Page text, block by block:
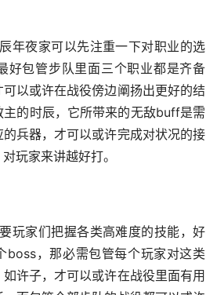
好包管步队里面三个职业都是齐备
以或许在战役傍边阐扬出更好的结
主的时辰，它所带来的无敌buff是需
兵器，才可以或许完成对状况的接
玩家来讲越好打。
boss，那必需包管每个玩家对这类
许子，才可以或许在战役里面有用